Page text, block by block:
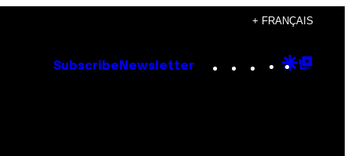
+ FRANÇAIS
Subscribe Newsletter Instagram
TikTok
YouTube
Google